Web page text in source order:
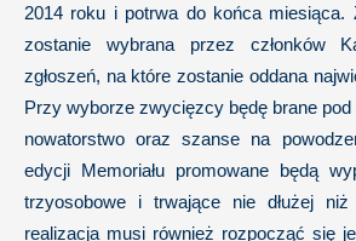
2014 roku i potrwa do końca miesiąca.
zostanie wybrana przez członków
zgłoszeń, na które zostanie oddana
Przy wyborze zwycięzcy będę brane pod
nowatorstwo oraz szanse na
edycji Memoriału promowane będą
trzyosobowe i trwające nie dłużej
realizacja musi również rozpocząć się